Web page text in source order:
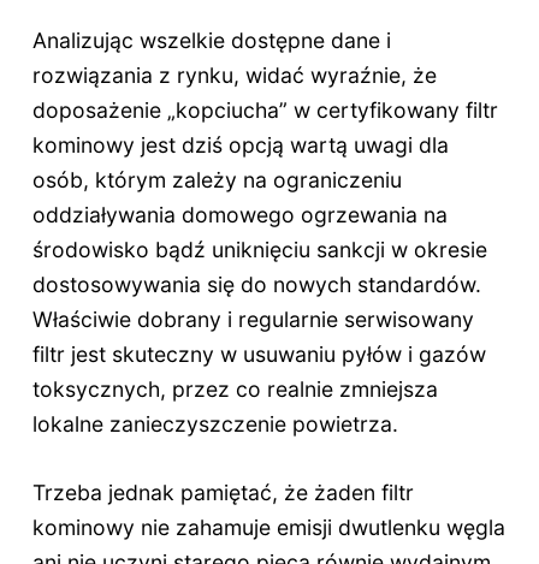
Analizując wszelkie dostępne dane i
rozwiązania z rynku, widać wyraźnie, że
doposażenie „kopciucha” w certyfikowany filtr
kominowy jest dziś opcją wartą uwagi dla
osób, którym zależy na ograniczeniu
oddziaływania domowego ogrzewania na
środowisko bądź uniknięciu sankcji w okresie
dostosowywania się do nowych standardów.
Właściwie dobrany i regularnie serwisowany
filtr jest skuteczny w usuwaniu pyłów i gazów
toksycznych, przez co realnie zmniejsza
lokalne zanieczyszczenie powietrza.
Trzeba jednak pamiętać, że żaden filtr
kominowy nie zahamuje emisji dwutlenku węgla